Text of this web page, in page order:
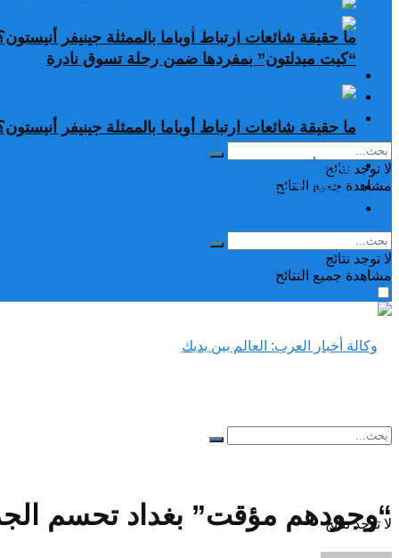
ما حقيقة شائعات ارتباط أوباما بالممثلة جينيفر
دراسات وبحوث
رياضة
لا توجد نتائج
مشاهدة جميع النتائح
“كيت ميدلتون” بمفردها ضمن رحلة تسوق نادرة
ما حقيقة شائعات ارتباط أوباما بالممثلة جينيفر
تغريدات
دراسات وبحوث
لا توجد نتائج
مشاهدة جميع النتائح
لا توجد نتائج
“وجودهم مؤقت” بغداد تحسم